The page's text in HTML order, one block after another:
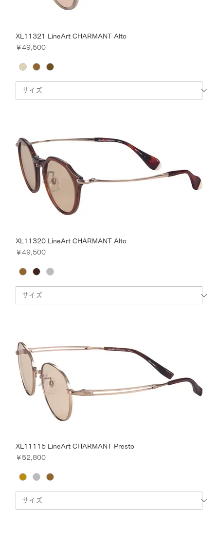
XL11321 LineArt CHARMANT Alto
価格
￥49,500
XL11320 LineArt CHARMANT Alto
価格
￥49,500
XL11115 LineArt CHARMANT Presto
価格
￥52,800